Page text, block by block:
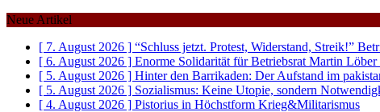
Neue Artikel
[ 7. August 2026 ] “Schluss jetzt. Protest, Widerstand, Streik!”
[ 6. August 2026 ] Enorme Solidarität für Betriebsrat Martin Löber
[ 5. August 2026 ] Hinter den Barrikaden: Der Aufstand im
[ 5. August 2026 ] Sozialismus: Keine Utopie, sondern
[ 4. August 2026 ] Pistorius in Höchstform Krieg&Militarismus